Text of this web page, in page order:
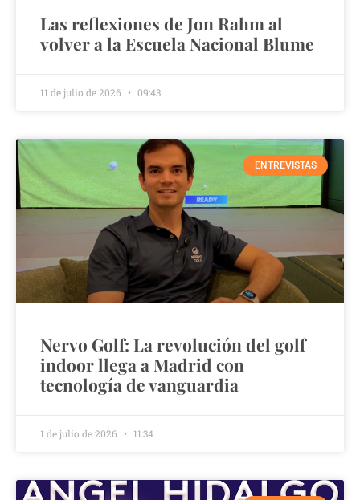
Las reflexiones de Jon Rahm al
volver a la Escuela Nacional Blume
11 de julio de 2026 09:43
ENTREVISTAS
Nervo Golf: La revolución del golf
indoor llega a Madrid con
tecnología de vanguardia
1 de julio de 2026 11:34